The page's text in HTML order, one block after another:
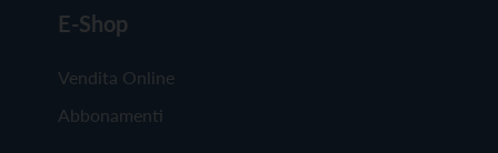
E-Shop
Vendita Online
Abbonamenti